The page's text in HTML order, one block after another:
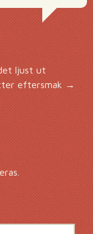
ljust ut
eftersmak →